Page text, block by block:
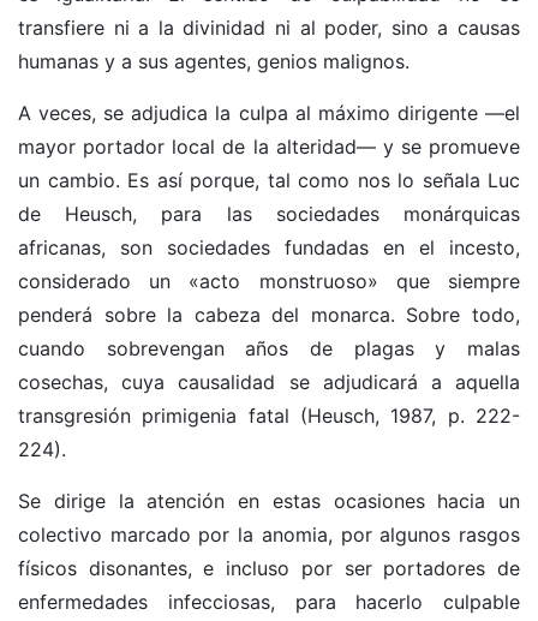
transfiere ni a la divinidad ni al poder, sino a causas
humanas y a sus agentes, genios malignos.
A veces, se adjudica la culpa al máximo dirigente —el
mayor portador local de la alteridad— y se promueve
un cambio. Es así porque, tal como nos lo señala Luc
de Heusch, para las sociedades monárquicas
africanas, son sociedades fundadas en el incesto,
considerado un «acto monstruoso» que siempre
penderá sobre la cabeza del monarca. Sobre todo,
cuando sobrevengan años de plagas y malas
cosechas, cuya causalidad se adjudicará a aquella
transgresión primigenia fatal (Heusch, 1987, p. 222-
224).
Se dirige la atención en estas ocasiones hacia un
colectivo marcado por la anomia, por algunos rasgos
físicos disonantes, e incluso por ser portadores de
enfermedades infecciosas, para hacerlo culpable